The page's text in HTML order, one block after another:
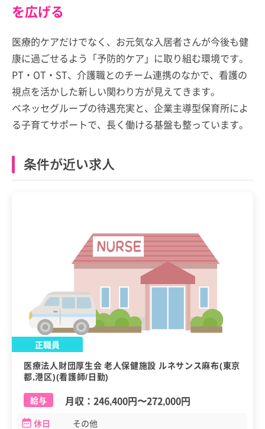
を広げる
医療的ケアだけでなく、お元気な入居者さんが今後も健
康に過ごせるよう「予防的ケア」に取り組む環境です。
PT・OT・ST、介護職とのチーム連携のなかで、看護の
視点を活かした新しい関わり方が見えてきます。
ベネッセグループの待遇充実と、企業主導型保育所によ
る子育てサポートで、長く働ける基盤も整っています。
条件が近い求人
正職員
医療法人財団厚生会 老人保健施設 ルネサンス麻布(東京
都,港区)(看護師/日勤)
給与
月収： 246,400円〜272,000円
休日
その他